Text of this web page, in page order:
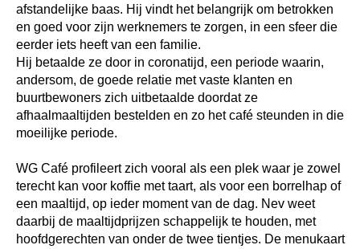
afstandelijke baas. Hij vindt het belangrijk om betrokken
en goed voor zijn werknemers te zorgen, in een sfeer die
eerder iets heeft van een familie.
Hij betaalde ze door in coronatijd, een periode waarin,
andersom, de goede relatie met vaste klanten en
buurtbewoners zich uitbetaalde doordat ze
afhaalmaaltijden bestelden en zo het café steunden in die
moeilijke periode.
WG Café profileert zich vooral als een plek waar je zowel
terecht kan voor koffie met taart, als voor een borrelhap of
een maaltijd, op ieder moment van de dag. Nev weet
daarbij de maaltijdprijzen schappelijk te houden, met
hoofdgerechten van onder de twee tientjes. De menukaart